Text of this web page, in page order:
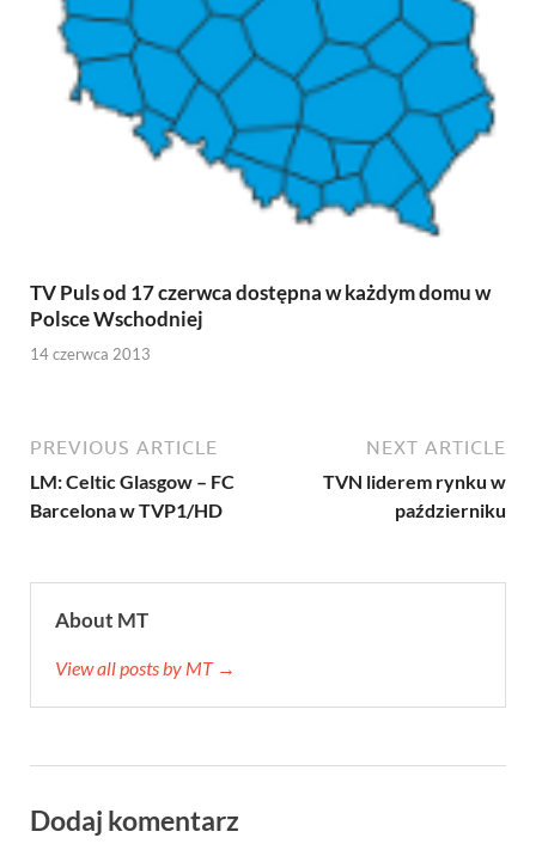
TV Puls od 17 czerwca dostępna w każdym domu w
Polsce Wschodniej
14 czerwca 2013
PREVIOUS ARTICLE
LM: Celtic Glasgow – FC
Barcelona w TVP1/HD
NEXT ARTICLE
TVN liderem rynku w
październiku
About MT
View all posts by MT →
Dodaj komentarz